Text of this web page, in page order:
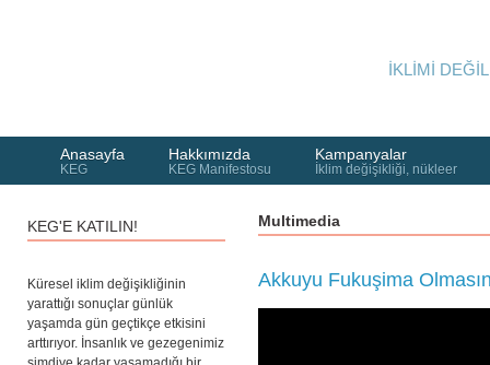
İKLİMİ
Anasayfa
KEG
Hakkımızda
KEG Manifestosu
Kampanyalar
İklim değişikliği, nükleer
Multimedia
Akkuyu Fukuşima
KEG'E KATILIN!
Küresel iklim değişikliğinin
yarattığı sonuçlar günlük
yaşamda gün geçtikçe etkisini
arttırıyor. İnsanlık ve gezegenimiz